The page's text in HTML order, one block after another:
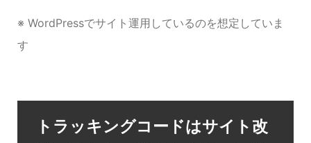
※ WordPressでサイト運用しているのを想定していま
す
トラッキングコードはサイト改